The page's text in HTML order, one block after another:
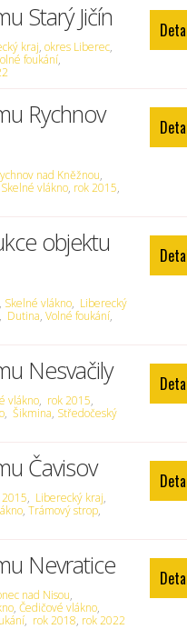
Starý Jičín
kraj, okres Liberec,
foukání,
Rychnov
nad Kněžnou,
Skelné vlákno, rok 2015,
objektu
Skelné vlákno, Liberecký
, Dutina, Volné foukání,
Nesvačily
vlákno, rok 2015,
, Šikmina, Středočeský
Čavisov
, Liberecký kraj,
, Trámový strop,
Nevratice
nad Nisou,
, Čedičové vlákno,
, rok 2018, rok 2022